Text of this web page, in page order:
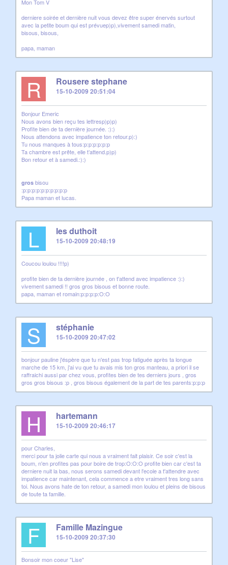
Mon Tom V
derniere soirée et dernière nuit vous devez être super énervés surtout
avec la petite boum qui est prévuep)p),vivement samedi matin,
bisous, bisous,
papa, maman
R Rousere stephane
15-10-2009 20:51:04
Bonjour Emeric
Nous avons bien reçu tes lettresp)p)p)
Profite bien de ta dernière journée. :):)
Nous attendons avec impatience ton retour.p):)
Tu nous manques à tous:p:p:p:p:p:p
Ta chambre est prête, elle t’attend.p)p)
Bon retour et à samedi.:):)
gros bisou
:p:p:p:p:p:p:p:p:p:p
Papa maman et lucas.
L les duthoit
15-10-2009 20:48:19
Coucou loulou !!!!p)
profite bien de ta dernière journée , on t'attend avec impatience :):)
vivement samedi !! gros gros bisous et bonne route.
papa, maman et romain:p:p:p:p:O:O
S stéphanie
15-10-2009 20:47:02
bonjour pauline j'éspère que tu n'est pas trop fatiguée après ta longue
marche de 15 km, j'ai vu que tu avais mis ton gros manteau, a priori il se
raffraichi aussi par chez vous, profites bien de tes derniers jours , gros
gros gros bisous :p , gros bisous également de la part de tes parents:p:p:p
H hartemann
15-10-2009 20:46:17
pour Charles,
merci pour ta jolie carte qui nous a vraiment fait plaisir. Ce soir c'est la
boum, n'en profites pas pour boire de trop:O:O:O profite bien car c'est ta
derniere nuit la bas, nous serons samedi devant l'ecole a t'attendre avec
impatience car maintenant, cela commence a etre vraiment tres long sans
toi. Nous avons hate de ton retour, a samedi mon loulou et pleins de bisous
de toute ta famille.
F Famille Mazingue
15-10-2009 20:37:30
Bonsoir mon coeur "Lise"